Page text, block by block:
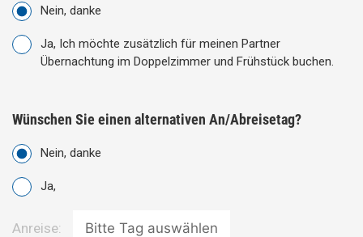
Nein, danke
Ja, Ich möchte zusätzlich für meinen Partner
Übernachtung im Doppelzimmer und Frühstück buchen.
Wünschen Sie einen alternativen An/Abreisetag?
Nein, danke
Ja,
Anreise: